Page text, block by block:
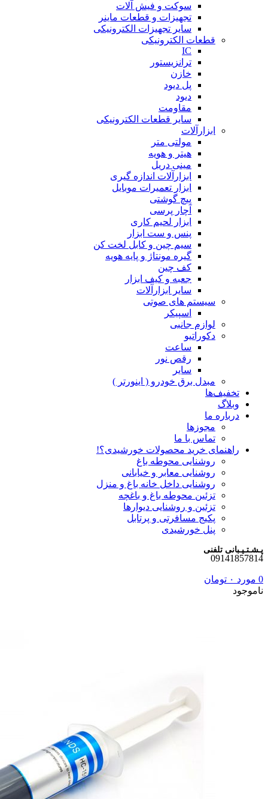
سوکت و فیش آلات
تجهیزات و قطعات ماینر
سایر تجهیزات الکترونیکی
قطعات الکترونیکی
IC
ترانزیستور
خازن
پل دیود
دیود
مقاومت
سایر قطعات الکترونیکی
ابزارآلات
مولتی متر
هیتر و هویه
مینی دریل
ابزارآلات اندازه گیری
ابزار تعمیرات موبایل
پیچ گوشتی
آچار پرسی
ابزار لحیم کاری
پنس و ست ابزار
سیم چین و کابل لخت کن
گیره مونتاژ و پایه هویه
کف چین
جعبه و کیف ابزار
سایر ابزارآلات
سیستم های صوتی
اسپیکر
لوازم جانبی
دکوراتیو
ساعت
رقص نور
سایر
مبدل برق خودرو ( اینورتر )
تخفیف‌ها
وبلاگ
درباره ما
مجوزها
تماس با ما
راهنمای خرید محصولات خورشیدی؟!
روشنایی محوطه باغ
روشنایی معابر و خیابانی
روشنایی داخل خانه باغ و منزل
تزئین محوطه باغ و باغچه
تزئین و روشنایی دیوارها
پکیج مسافرتی و پرتابل
پنل خورشیدی
پـشـتـیـبانی تلفنی
09141857814
0 مورد ۰ تومان
ناموجود